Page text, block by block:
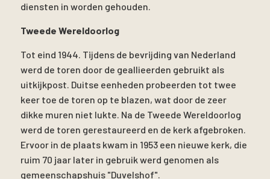
diensten in worden gehouden.
Tweede Wereldoorlog
Tot eind 1944. Tijdens de bevrijding van Nederland
werd de toren door de geallieerden gebruikt als
uitkijkpost. Duitse eenheden probeerden tot twee
keer toe de toren op te blazen, wat door de zeer
dikke muren niet lukte. Na de Tweede Wereldoorlog
werd de toren gerestaureerd en de kerk afgebroken.
Ervoor in de plaats kwam in 1953 een nieuwe kerk, die
ruim 70 jaar later in gebruik werd genomen als
gemeenschapshuis "Duvelshof".